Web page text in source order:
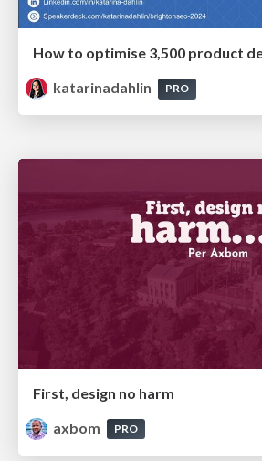
katarinadahlin
PRO
First, design no harm
axbom
PRO